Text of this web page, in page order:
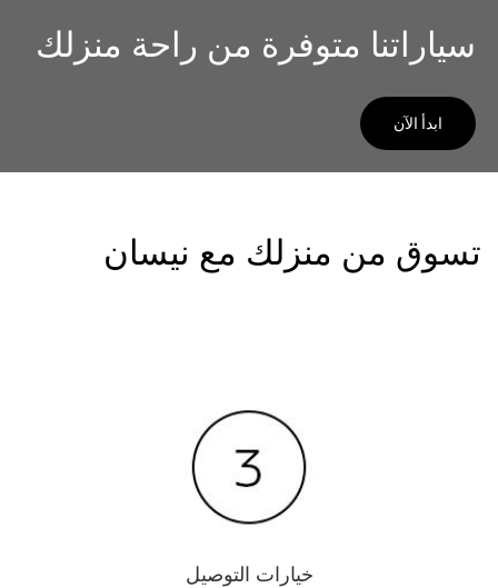
سياراتنا متوفرة من راحة منزلك
ابدأ الآن
تسوق من منزلك مع نيسان
خيارات التوصيل